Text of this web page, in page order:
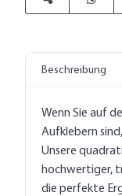
Beschreibung
Wenn Sie auf
Aufklebern
Unsere
hochwertiger,
die perfekte